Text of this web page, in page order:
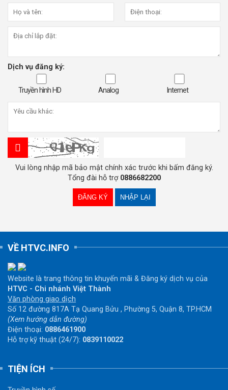
Dịch vụ đăng ký:
Truyền hình HD Analog Internet
Vui lòng nhập mã bảo mật chính xác trước khi bấm đăng ký.
Tổng đài hỗ trợ 0886682200
VỀ HTVC.INFO
Website là trang thông tin khuyến mãi & Đăng ký dịch vụ của
HTVC - Chi nhánh Việt Thành
Văn phòng giao dịch
Số 12 đường 817A Tạ Quang Bửu , Phường 5, Quận 8, TP.HCM
(Xem hướng dẫn đường)
Điện thoại: 0886461900
Hỗ trợ kỹ thuật (24/7): 0839110022
TIỆN ÍCH